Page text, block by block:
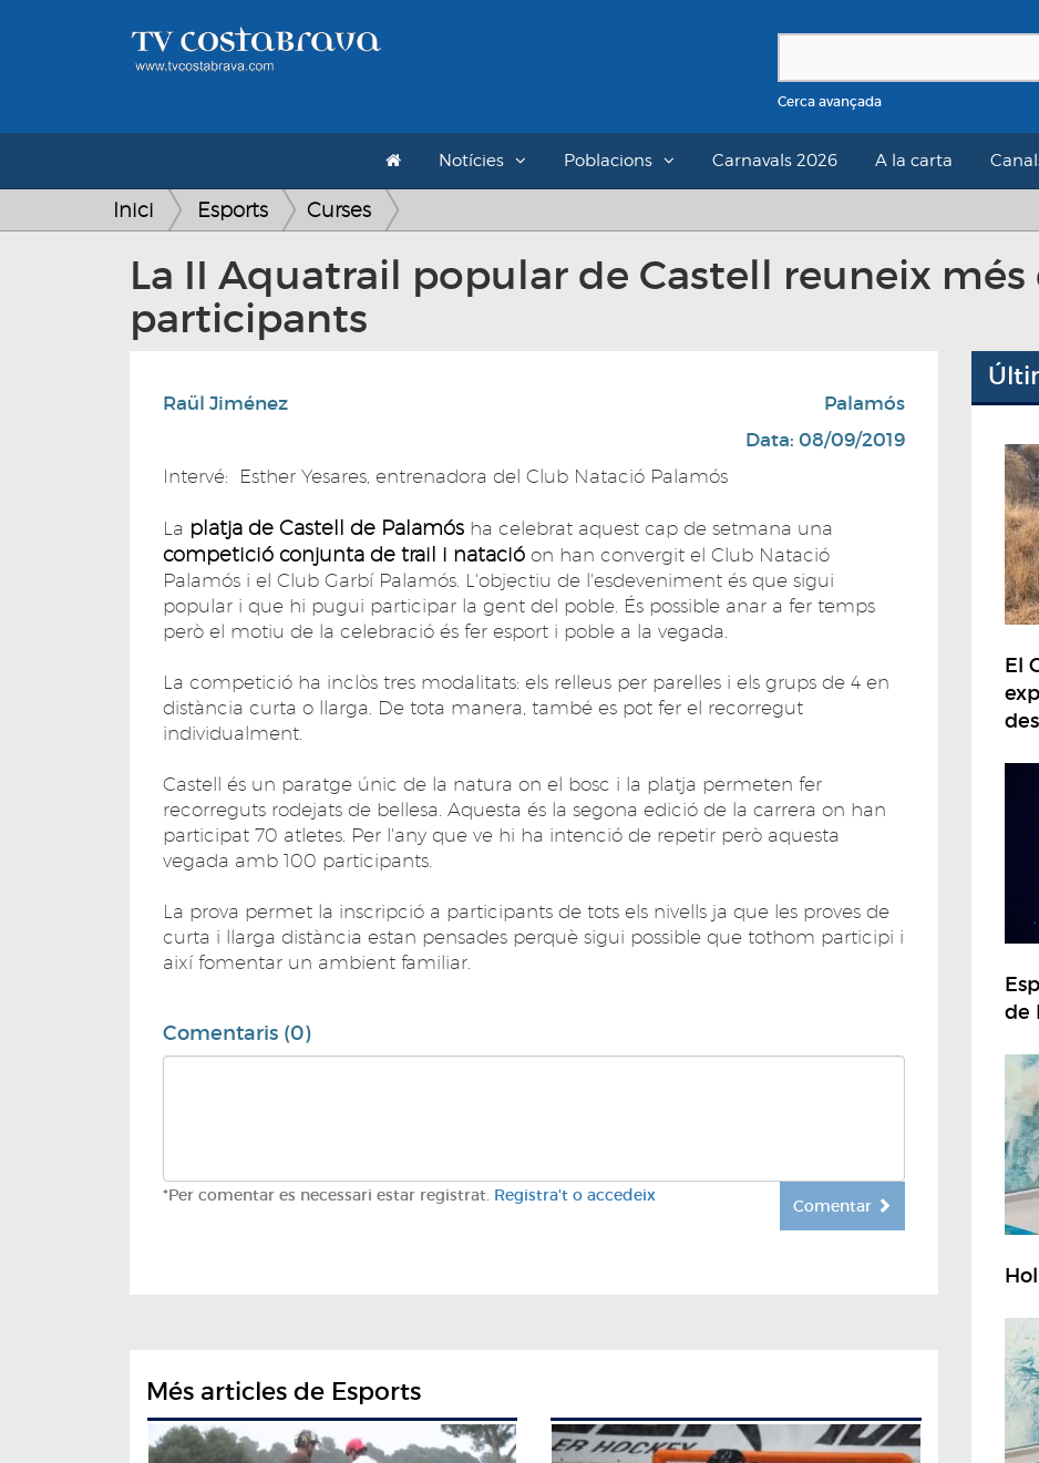
Cerca avançada
Notícies Poblacions Carnavals 2026 A la carta
Inici Esports Curses
La II Aquatrail popular de Castell reuneix més
participants
Raül Jiménez
Palamós
Data: 08/09/2019
Intervé: Esther Yesares, entrenadora del Club Natació Palamós
La platja de Castell de Palamós ha celebrat aquest cap de setmana una
competició conjunta de trail i natació on han convergit el Club Natació
Palamós i el Club Garbí Palamós. L'objectiu de l'esdeveniment és que sigui
popular i que hi pugui participar la gent del poble. És possible anar a fer temps
però el motiu de la celebració és fer esport i poble a la vegada.
La competició ha inclòs tres modalitats: els relleus per parelles i els grups de 4 en
distància curta o llarga. De tota manera, també es pot fer el recorregut
individualment.
Castell és un paratge únic de la natura on el bosc i la platja permeten fer
recorreguts rodejats de bellesa. Aquesta és la segona edició de la carrera on han
participat 70 atletes. Per l'any que ve hi ha intenció de repetir però aquesta
vegada amb 100 participants.
La prova permet la inscripció a participants de tots els nivells ja que les proves de
curta i llarga distància estan pensades perquè sigui possible que tothom participi i
així fomentar un ambient familiar.
Comentaris (0)
*Per comentar es necessari estar registrat. Registra't o accedeix
Comentar
Més articles de Esports
El
de